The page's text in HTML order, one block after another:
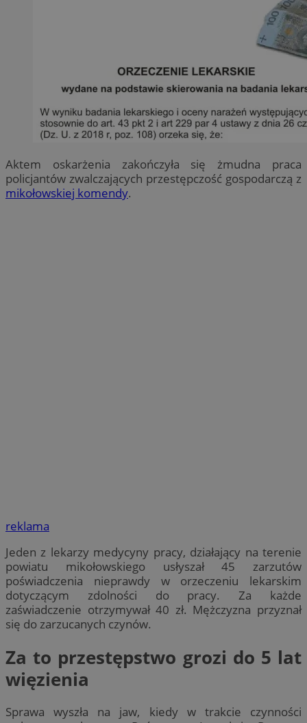
Aktem oskarżenia zakończyła się żmudna praca
policjantów zwalczających przestępczość gospodarczą z
mikołowskiej komendy.
reklama
Jeden z lekarzy medycyny pracy, działający na terenie
powiatu mikołowskiego usłyszał 45 zarzutów
poświadczenia nieprawdy w orzeczeniu lekarskim
dotyczącym zdolności do pracy. Za każde
zaświadczenie otrzymywał 40 zł. Mężczyzna przyznał
się do zarzucanych czynów.
Za to przestępstwo grozi do 5 lat
więzienia
Sprawa wyszła na jaw, kiedy w trakcie czynności